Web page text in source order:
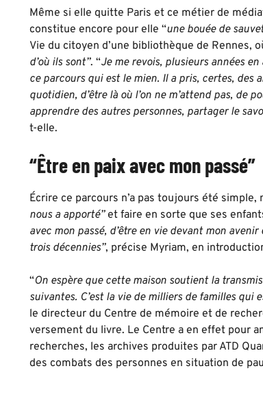
Même si elle quitte Paris et ce métier de
constitue encore pour elle “une bouée de
Vie du citoyen d’une bibliothèque de Rennes,
d’où ils sont”. “Je me revois, plusieurs années
ce parcours qui est le mien. Il a pris, certes, des
quotidien, d’être là où l’on ne m’attend pas, de
apprendre des autres personnes, partager le
t-elle.
“Être en paix avec mon passé”
Écrire ce parcours n’a pas toujours été simple,
nous a apporté”et faire en sorte que ses
avec mon passé, d’être en vie devant mon
trois décennies”, précise Myriam, en
“On espère que cette maison soutient la
suivantes. C’est la vie de milliers de familles qui
le directeur du Centre de mémoire et de
versement du livre. Le Centre a en effet pour
recherches, les archives produites par ATD
des combats des personnes en situation de